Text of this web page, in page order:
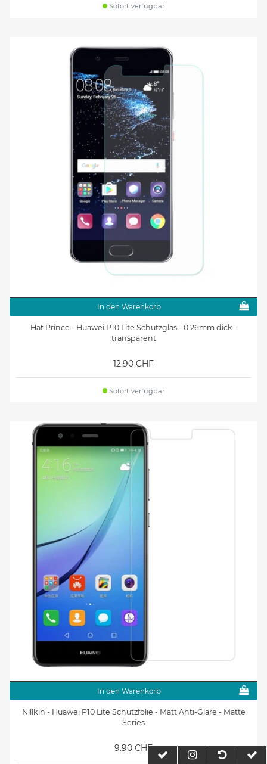
Sofort verfügbar
In den Warenkorb
Hat Prince - Huawei P10 Lite Schutzglas - 0.26mm dick -
transparent
12.90 CHF
Sofort verfügbar
In den Warenkorb
Nillkin - Huawei P10 Lite Schutzfolie - Matt Anti-Glare - Matte
Series
9.90 CHF